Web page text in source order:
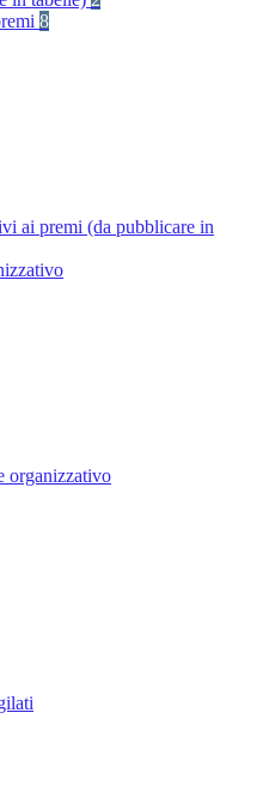
8
ai premi (da pubblicare in
organizzativo